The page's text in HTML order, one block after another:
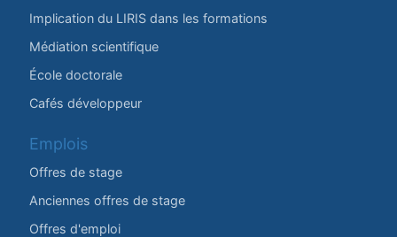
Implication du LIRIS dans les formations
Médiation scientifique
École doctorale
Cafés développeur
Emplois
Offres de stage
Anciennes offres de stage
Offres d'emploi